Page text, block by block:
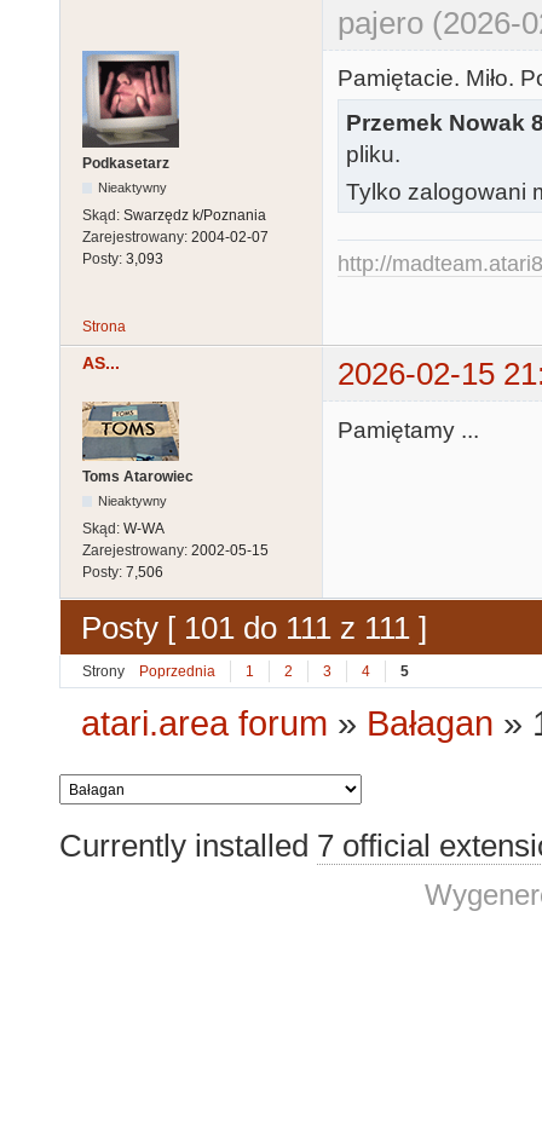
pajero (2026-
Podkasetarz
Nieaktywny
Skąd: Swarzędz k/Poznania
Zarejestrowany: 2004-02-07
Posty: 3,093
Pamiętacie. Miło.
Przemek Nowak
pliku.
Tylko zalogowani
http://
Strona
AS... 2026-02-15
Toms Atarowiec
Nieaktywny
Skąd: W-WA
Zarejestrowany: 2002-05-15
Posty: 7,506
Pamiętamy ...
Posty [ 101 do 111 z 111 ]
Strony Poprzednia 1 2 3 4 5
atari.area forum » Bałagan »
Currently installed 7 official